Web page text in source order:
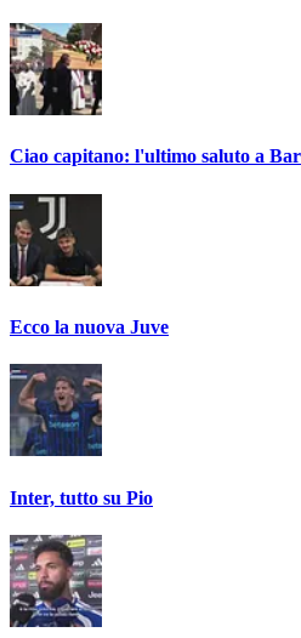
Ciao capitano: l'ultimo saluto a
Ecco la nuova Juve
Inter, tutto su Pio